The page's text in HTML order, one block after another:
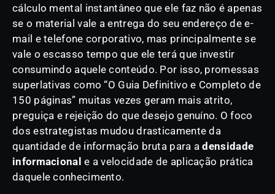
cálculo mental instantâneo que ele faz não é apenas
se o material vale a entrega do seu endereço de e-
mail e telefone corporativo, mas principalmente se
vale o escasso tempo que ele terá que investir
consumindo aquele conteúdo. Por isso, promessas
superlativas como “O Guia Definitivo e Completo de
150 páginas” muitas vezes geram mais atrito,
preguiça e rejeição do que desejo genuíno. O foco
dos estrategistas mudou drasticamente da
quantidade de informação bruta para adensidade
informacional e a velocidade de aplicação prática
daquele conhecimento.